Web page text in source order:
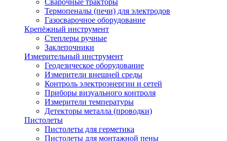
Сварочные тракторы
Термопеналы (печи) для электродов
Газосварочное оборудование
Крепёжный инструмент
Степлеры ручные
Заклепочники
Измерительный инструмент
Геодезическое оборудование
Измерители внешней среды
Контроль электроэнергии и сетей
Приборы визуального контроля
Измерители температуры
Детекторы металла (проводки)
Пистолеты
Пистолеты для герметика
Пистолеты для монтажной пены